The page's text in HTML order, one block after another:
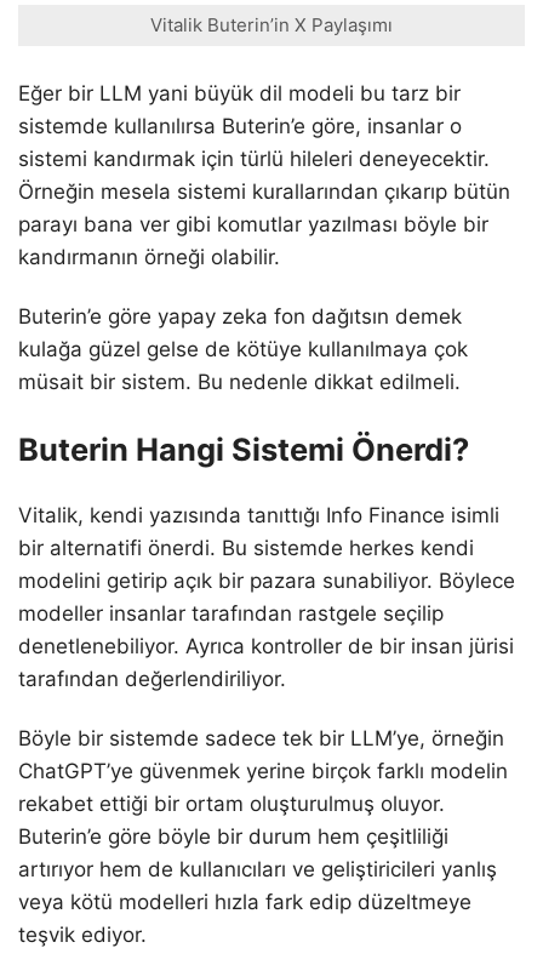
Vitalik Buterin’in X Paylaşımı
Eğer bir LLM yani büyük dil modeli bu tarz bir
sistemde kullanılırsa Buterin’e göre, insanlar o
sistemi kandırmak için türlü hileleri deneyecektir.
Örneğin mesela sistemi kurallarından çıkarıp bütün
parayı bana ver gibi komutlar yazılması böyle bir
kandırmanın örneği olabilir.
Buterin’e göre yapay zeka fon dağıtsın demek
kulağa güzel gelse de kötüye kullanılmaya çok
müsait bir sistem. Bu nedenle dikkat edilmeli.
Buterin Hangi Sistemi Önerdi?
Vitalik, kendi yazısında tanıttığı Info Finance isimli
bir alternatifi önerdi. Bu sistemde herkes kendi
modelini getirip açık bir pazara sunabiliyor. Böylece
modeller insanlar tarafından rastgele seçilip
denetlenebiliyor. Ayrıca kontroller de bir insan jürisi
tarafından değerlendiriliyor.
Böyle bir sistemde sadece tek bir LLM’ye, örneğin
ChatGPT’ye güvenmek yerine birçok farklı modelin
rekabet ettiği bir ortam oluşturulmuş oluyor.
Buterin’e göre böyle bir durum hem çeşitliliği
artırıyor hem de kullanıcıları ve geliştiricileri yanlış
veya kötü modelleri hızla fark edip düzeltmeye
teşvik ediyor.